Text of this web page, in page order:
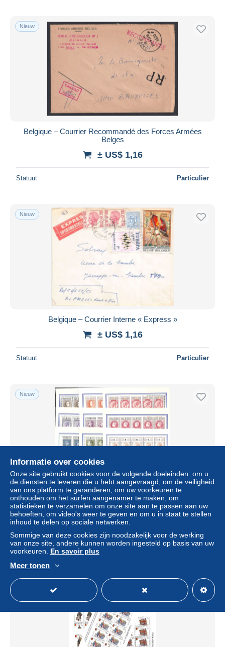
Nieuw
Belgique – Courrier Recommandé des Forces Armées
Belges
± US$ 1,16
Statuut Particulier
Nieuw
Belgique – Courrier Interne « Express »
± US$ 1,16
Statuut Particulier
Nieuw
Belgium 1972 Belgica 72 9 m/s (=10 sets), Mint NH,
History - Kings & Queens (Royalty) - Stamps on Stamps
± US$ 34,68
Statuut Professioneel handelaar
Informatie over cookies
Onze site gebruikt cookies voor de volgende doeleinden: om u
de diensten te leveren die u hebt aangevraagd, om de veiligheid
van ons platform te garanderen, om uw voorkeuren te
onthouden om het surfen aangenamer te maken, om
statistieken te verzamelen om onze site aan te passen aan uw
behoeften, om video's weer te geven en om u in staat te stellen
inhoud te delen op sociale netwerken.
Sommige van deze cookies zijn noodzakelijk voor de werking
van onze site, andere kunnen worden ingesteld op basis van uw
voorkeuren. En savoir plus
Meer tonen